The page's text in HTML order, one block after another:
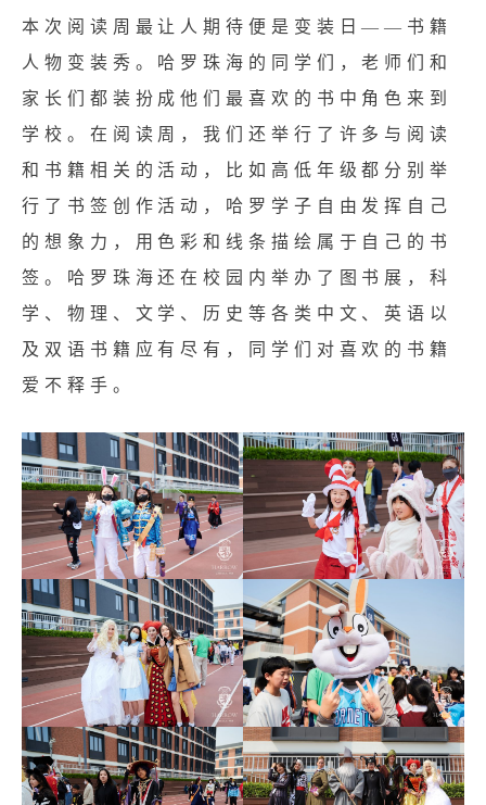
本次阅读周最让⼈期待便是变装⽇——书籍
人物变装秀。哈罗珠海的同学们，⽼师们和
家⻓们都装扮成他们最喜欢的书中⻆⾊来到
学校。在阅读周，我们还举行了许多与阅读
和书籍相关的活动，比如高低年级都分别举
行了书签创作活动，哈罗学子自由发挥自己
的想象力，用色彩和线条描绘属于自己的书
签。哈罗珠海还在校园内举办了图书展，科
学、物理、文学、历史等各类中⽂、英语以
及双语书籍应有尽有，同学们对喜欢的书籍
爱不释手。